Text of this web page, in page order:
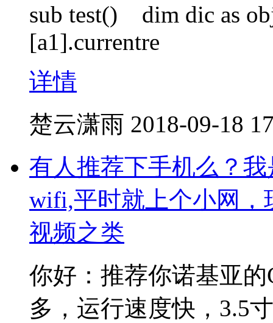
sub test() dim dic as
[a1].currentre
详情
楚云潇雨 2018-09-18
有人推荐下手机么？
wifi,平时就上个小网，
视频之类
你好：推荐你诺基亚
多，运行速度快，3.5